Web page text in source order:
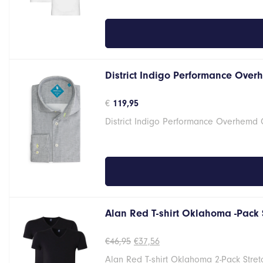
District Indigo Performance
€ 119,95
District Indigo Performance Overhemd
Alan Red T-shirt Oklahoma -Pack
€46,95 Oorspronkelijke
was:
€37,56Huidige
is:
Alan Red T-shirt Oklahoma 2-Pack